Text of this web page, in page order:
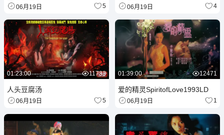
06月19日 5 06月19日 4
01:23:00 11733
人头豆腐汤
06月19日 5
01:39:00 12471
爱的精灵SpiritofLove1993LD
06月19日 1